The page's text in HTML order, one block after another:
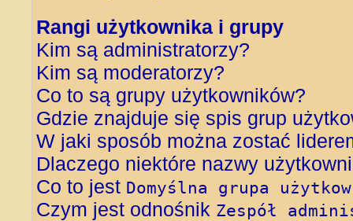
Rangi użytkownika i grupy
Kim są administratorzy?
Kim są moderatorzy?
Co to są grupy użytkowników?
Gdzie znajduje się spis grup
W jaki sposób można zostać
Dlaczego niektóre nazwy
Co to jest Domyślna grupa
Czym jest odnośnik Zespół